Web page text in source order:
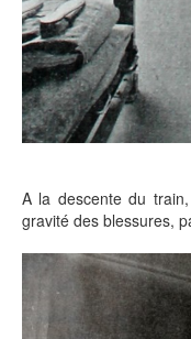
A la descente du
gravité des blessures,